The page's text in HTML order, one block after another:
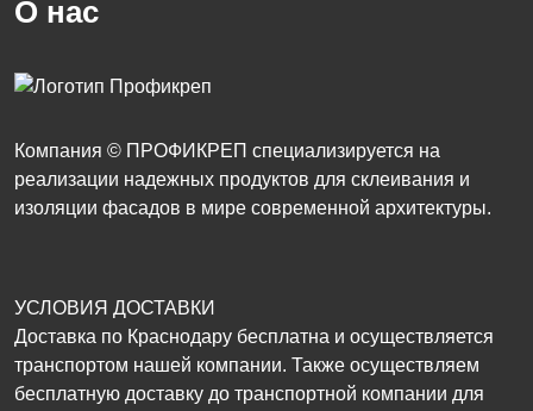
О нас
Компания © ПРОФИКРЕП специализируется на
реализации надежных продуктов для склеивания и
изоляции фасадов в мире современной архитектуры.
УСЛОВИЯ ДОСТАВКИ
Доставка по Краснодару бесплатна и осуществляется
транспортом нашей компании. Также осуществляем
бесплатную доставку до транспортной компании для